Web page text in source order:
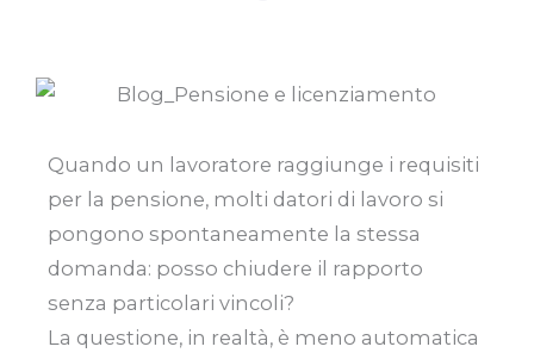
Quando un lavoratore raggiunge i requisiti
per la pensione, molti datori di lavoro si
pongono spontaneamente la stessa
domanda: posso chiudere il rapporto
senza particolari vincoli?
La questione, in realtà, è meno automatica